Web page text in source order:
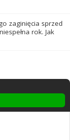
zaginięcia sprzed
rok. Jak